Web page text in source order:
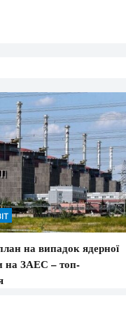
на випадок ядерної
на ЗАЕС – топ-